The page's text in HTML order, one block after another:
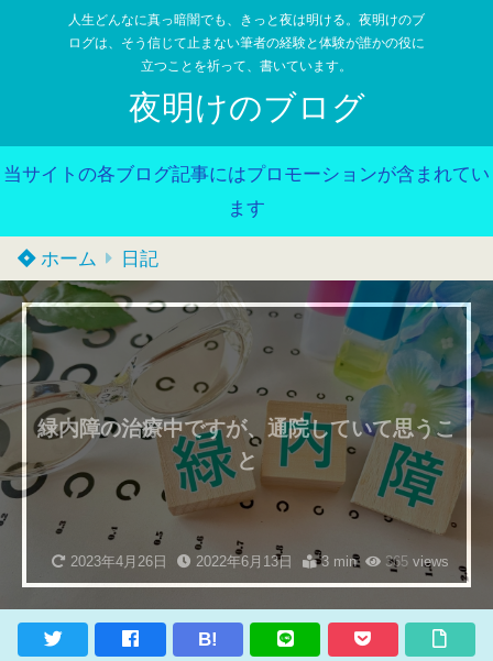
人生どんなに真っ暗闇でも、きっと夜は明ける。夜明けのブ
ログは、そう信じて止まない筆者の経験と体験が誰かの役に
立つことを祈って、書いています。
夜明けのブログ
当サイトの各ブログ記事にはプロモーションが含まれてい
ます
ホーム 日記
緑内障の治療中ですが、通院していて思うこ
と
2023年4月26日 2022年6月13日 3 min 365 views
B!